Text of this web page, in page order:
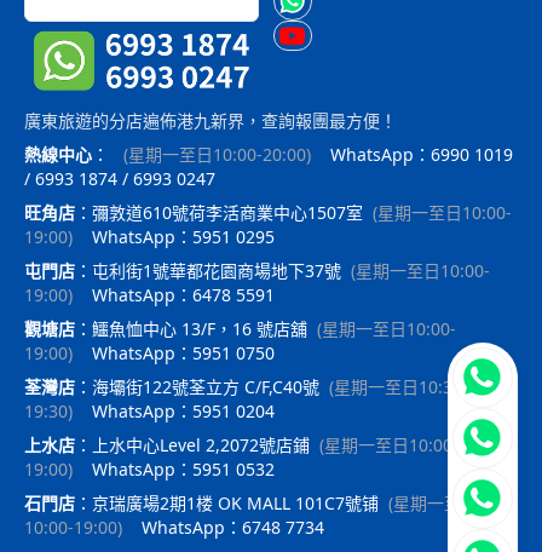
廣東旅遊的分店遍佈港九新界，查詢報團最方便！
熱線中心 ： (星期一至日10:00-20:00)
WhatsApp：6990 1019
/ 6993 1874 / 6993 0247
旺角店 ： 彌敦道610號荷李活商業中心1507室 (星期一至日10:00-
19:00)
WhatsApp：5951 0295
屯門店 ： 屯利街1號華都花園商場地下37號 (星期一至日10:00-
19:00)
WhatsApp：6478 5591
觀塘店 ： 鱷魚恤中心 13/F，16 號店舖 (星期一至日10:00-
19:00)
WhatsApp：5951 0750
荃灣店 ： 海壩街122號荃立方 C/F,C40號 (星期一至日10:30-
19:30)
WhatsApp：5951 0204
上水店 ： 上水中心Level 2,2072號店鋪 (星期一至日10:00-
19:00)
WhatsApp：5951 0532
石門店 ： 京瑞廣場2期1楼 OK MALL 101C7號铺 (星期一至日
10:00-19:00)
WhatsApp：6748 7734
立即